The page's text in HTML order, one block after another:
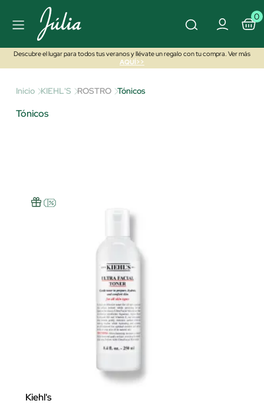
0
Descubre el lugar para todos tus veranos y llévate un regalo con tu compra. Ver más
AQUÍ>>
Inicio KIEHL'S ROSTRO Tónicos
Tónicos
Kiehl's